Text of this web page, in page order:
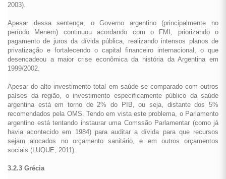
2003).
Apesar dessa sentença, o Governo argentino (principalmente no
período Menem) continuou acordando com o FMI, priorizando o
pagamento de juros da dívida pública, realizando intensos planos de
privatização e fortalecendo o capital financeiro internacional, o que
desencadeou a maior crise econômica da história da Argentina em
1999/2002.
Apesar do alto investimento total em saúde se comparado com outros
países da região, o investimento especificamente público da saúde
argentina está em torno de 2% do PIB, ou seja, distante dos 5%
recomendados pela OMS. Tendo em vista este problema, o Parlamento
argentino está tentando instaurar uma Comssão Parlamentar (como já
havia acontecido em 1984) para auditar a dívida para que recursos
sejam alocados no orçamento sanitário, e em outros orçamentos
sociais (LUQUE, 2011).
3.2.3 Grécia